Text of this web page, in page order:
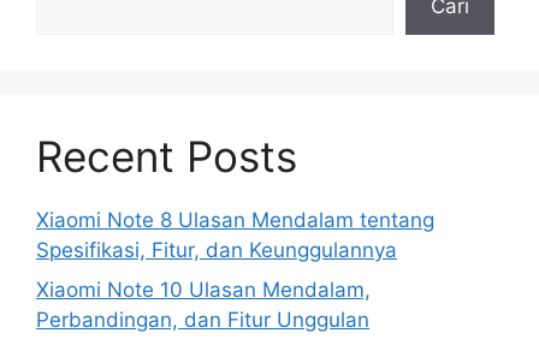
Cari
Recent Posts
Xiaomi Note 8 Ulasan Mendalam tentang
Spesifikasi, Fitur, dan Keunggulannya
Xiaomi Note 10 Ulasan Mendalam,
Perbandingan, dan Fitur Unggulan